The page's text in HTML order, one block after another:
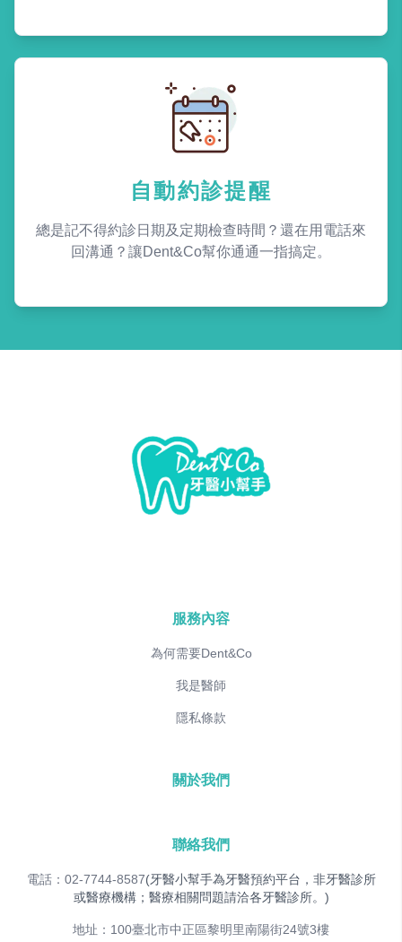
自動約診提醒
總是記不得約診日期及定期檢查時間？還在用電話來
回溝通？讓Dent&Co幫你通通一指搞定。
服務內容
為何需要Dent&Co
我是醫師
隱私條款
關於我們
聯絡我們
電話：02-7744-8587(牙醫小幫手為牙醫預約平台，非牙醫診所
或醫療機構；醫療相關問題請洽各牙醫診所。)
地址：100臺北市中正區黎明里南陽街24號3樓